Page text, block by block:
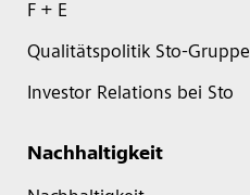
F + E
Qualitätspolitik Sto-Gruppe
Investor Relations bei Sto
Nachhaltigkeit